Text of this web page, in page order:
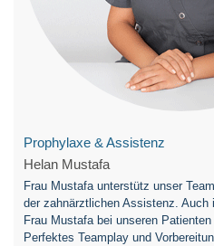
Prophylaxe & Assistenz
Helan Mustafa
Frau Mustafa unterstütz unser
der zahnärztlichen Assistenz.
Frau Mustafa bei unseren
Perfektes Teamplay und